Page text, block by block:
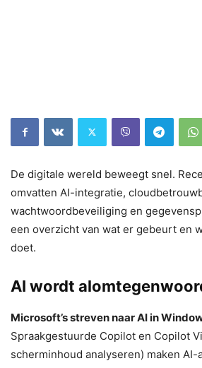
De digitale wereld beweegt snel.
omvatten AI-integratie,
wachtwoordbeveiliging en
een overzicht van wat er gebeurt en
doet.
AI wordt
Microsoft’s streven naar AI in
Spraakgestuurde Copilot en Copilot
scherminhoud analyseren) maken AI-